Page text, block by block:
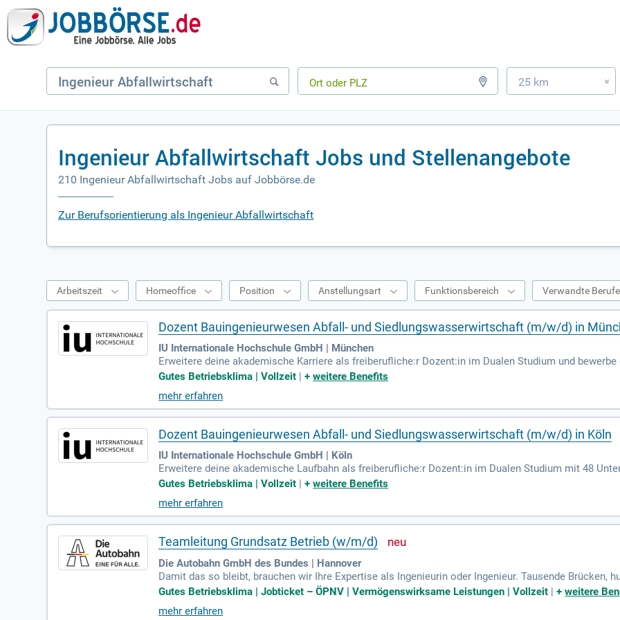
25 km »
Ingenieur Abfallwirtschaft Jobs und Stellenangebote
210 Ingenieur Abfallwirtschaft Jobs auf Jobbörse.de
Zur Berufsorientierung als Ingenieur Abfallwirtschaft
Arbeitszeit Homeoffice Position Anstellungsart Funktionsbereich Verwandte Berufe
Dozent Bauingenieurwesen Abfall- und Siedlungswasserwirtschaft (m/w/d) in
IU Internationale Hochschule GmbH | München
Erweitere deine akademische Karriere als freiberufliche:r Dozent:in im Dualen Studium und
e an Standorten wie Augsburg, Bielefeld, Frankfurt am Main, Freiburg, Mainz oder unserem
ng von Lehrveranstaltungen gemäß dem Modulhandbuch. Außerdem erstellst und korrigierst du
echen. Unterstütze dual Studierende bei der Verknüpfung von Theorie und Praxis, um ihre
Gutes Betriebsklima | Vollzeit |+weitere Benefits
mehr erfahren
Dozent Bauingenieurwesen Abfall- und Siedlungswasserwirtschaft (m/w/d) in Köln
IU Internationale Hochschule GmbH | Köln
Erweitere deine akademische Laufbahn als freiberufliche:r Dozent:in im Dualen Studium mit 48
g, Bielefeld, Münster oder Nürnberg. Du vermittelst praxisnahe Kenntnisse in Wasserversorgung,
em erstellst und korrigierst du Prüfungsleistungen, um sicherzustellen, dass sie den Modulzielen
dividuell, indem du die Verbindung von Theorie und Praxis förderst. Bewirb dich jetzt und gestalte
Gutes Betriebsklima | Vollzeit |+weitere Benefits
mehr erfahren
Teamleitung Grundsatz Betrieb (w/m/d)
Die Autobahn GmbH des Bundes | Hannover
Damit das so bleibt, brauchen wir Ihre Expertise als Ingenieurin oder Ingenieur. Tausende Brücken,
n müssen regelmäßig geprüft, gewartet und erneuert werden.
Gutes Betriebsklima | Jobticket – ÖPNV | Vermögenswirksame Leistungen | Vollzeit |+weitere
mehr erfahren